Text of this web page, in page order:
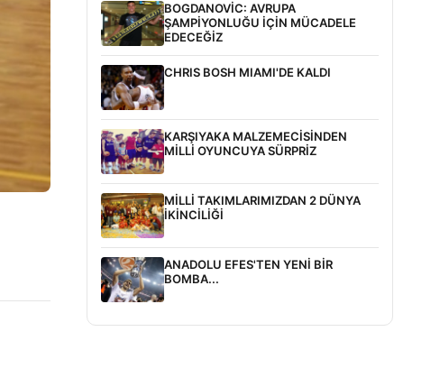
BOGDANOVİC: AVRUPA
ŞAMPİYONLUĞU İÇİN MÜCADELE
EDECEĞİZ
CHRIS BOSH MIAMI'DE KALDI
KARŞIYAKA MALZEMECİSİNDEN
MİLLİ OYUNCUYA SÜRPRİZ
MİLLİ TAKIMLARIMIZDAN 2 DÜNYA
İKİNCİLİĞİ
ANADOLU EFES'TEN YENİ BİR
BOMBA...